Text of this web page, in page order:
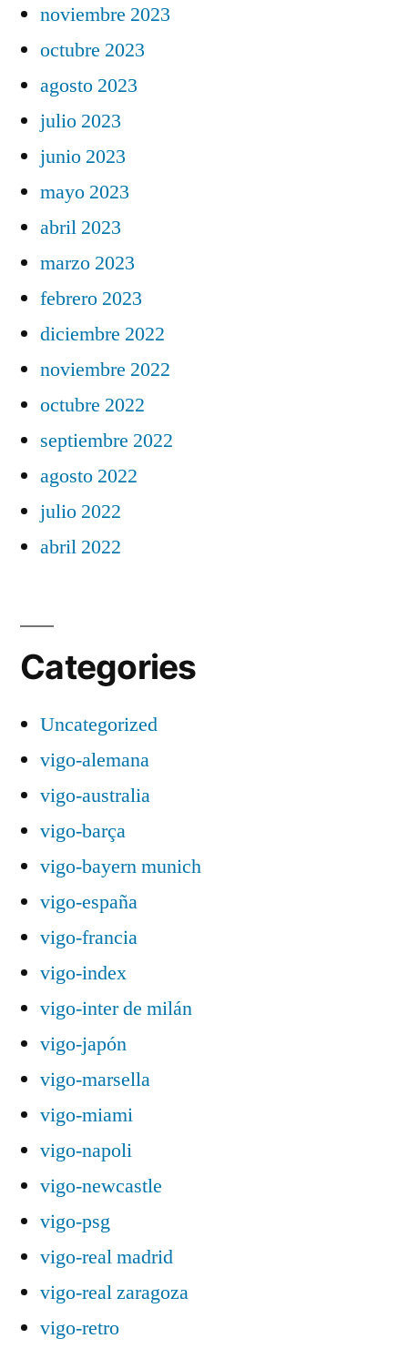
noviembre 2023
octubre 2023
agosto 2023
julio 2023
junio 2023
mayo 2023
abril 2023
marzo 2023
febrero 2023
diciembre 2022
noviembre 2022
octubre 2022
septiembre 2022
agosto 2022
julio 2022
abril 2022
Categories
Uncategorized
vigo-alemana
vigo-australia
vigo-barça
vigo-bayern munich
vigo-españa
vigo-francia
vigo-index
vigo-inter de milán
vigo-japón
vigo-marsella
vigo-miami
vigo-napoli
vigo-newcastle
vigo-psg
vigo-real madrid
vigo-real zaragoza
vigo-retro